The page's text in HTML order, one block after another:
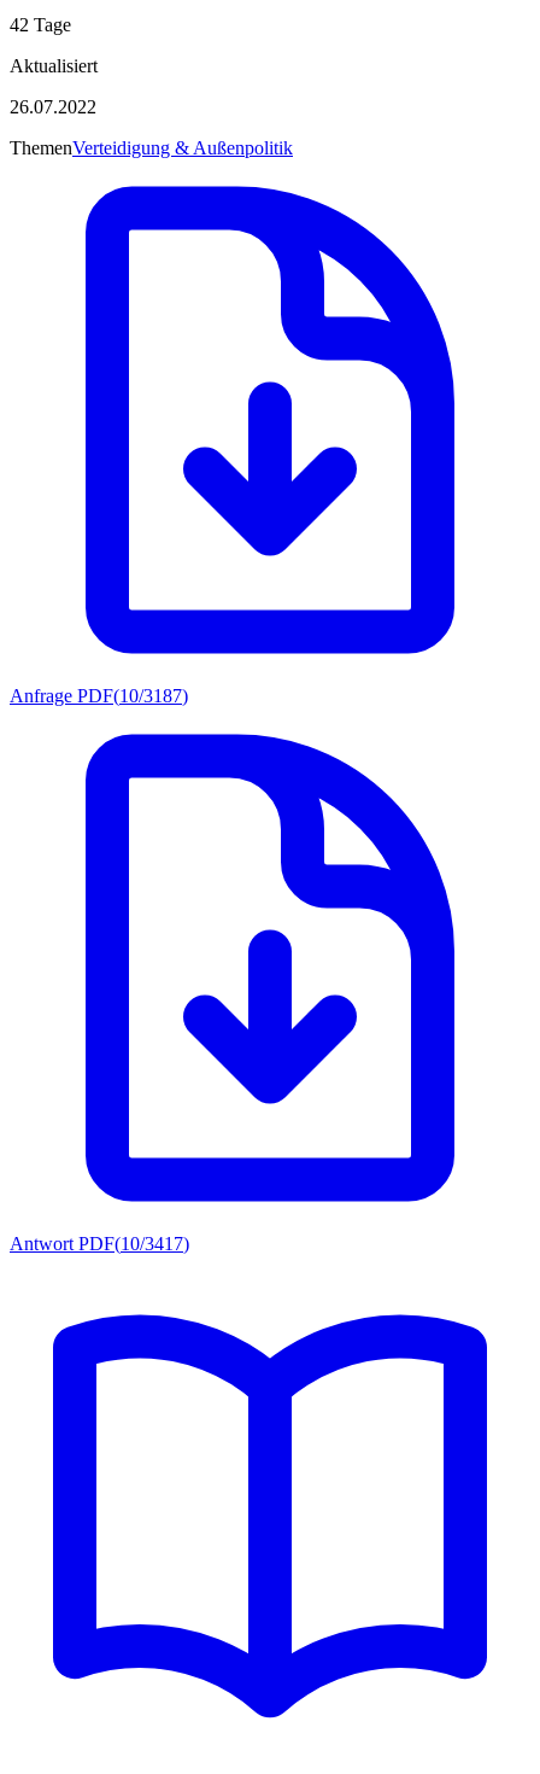
42 Tage
Aktualisiert
26.07.2022
ThemenVerteidigung & Außenpolitik
Anfrage PDF(10/3187)
Antwort PDF(10/3417)